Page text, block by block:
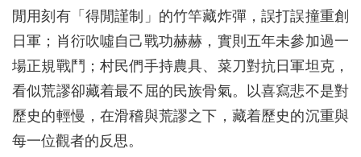
閒用刻有「得閒謹制」的竹竿藏炸彈，誤打誤撞重創
日軍；肖衍吹噓自己戰功赫赫，實則五年未參加過一
場正規戰鬥；村民們手持農具、菜刀對抗日軍坦克，
看似荒謬卻藏着最不屈的民族骨氣。以喜寫悲不是對
歷史的輕慢，在滑稽與荒謬之下，藏着歷史的沉重與
每一位觀者的反思。